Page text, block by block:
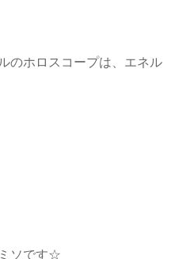
のホロスコープは、エネル
ソです☆